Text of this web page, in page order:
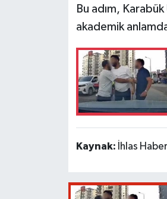
Bu adım,
akademik
Kaynak: İhlas